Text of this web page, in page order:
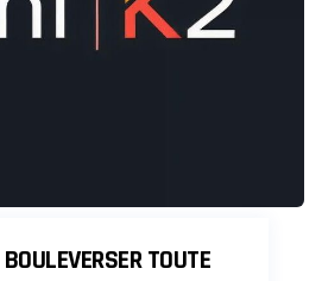
TOUTE